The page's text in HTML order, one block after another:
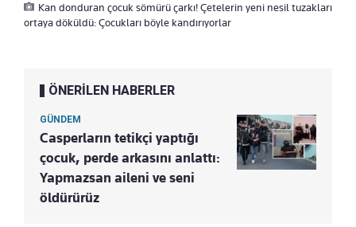
Kan donduran çocuk sömürü çarkı! Çetelerin yeni nesil tuzakları
ortaya döküldü: Çocukları böyle kandırıyorlar
ÖNERİLEN HABERLER
GÜNDEM
Casperların tetikçi yaptığı
çocuk, perde arkasını anlattı:
Yapmazsan aileni ve seni
öldürürüz